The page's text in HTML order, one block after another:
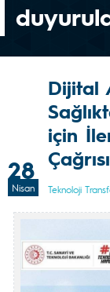
28
Nisan
Dijital
için
Teknoloji